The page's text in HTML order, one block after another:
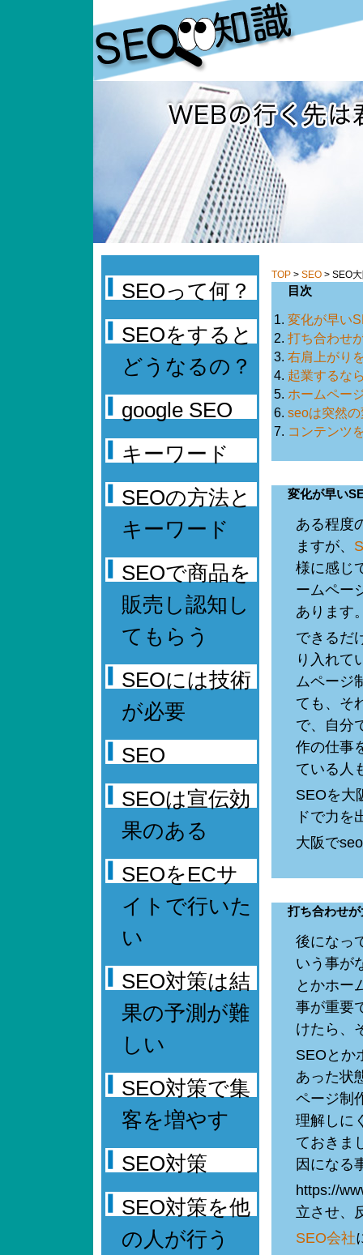
TOP > SEO > SEO
目次
変化が早い
打ち合わせ
右肩上がり
起業するな
ホームペー
seoは突然
コンテンツ
変化が早い
ある程度
ますが、
様に感じ
ームペー
あります
できるだ
り入れて
ムページ
ても、そ
で、自分
作の仕事
ている人
SEOを大
ドで力を
大阪で
打ち合わせ
後になっ
いう事が
とかホー
事が重要
けたら、
SEOとか
あった状
ページ制
理解しに
ておきま
因になる
https://
立させ、
SEO会社
SEOって何？
SEOをすると
どうなるの？
google SEO
キーワード
SEOの方法と
キーワード
SEOで商品を
販売し認知し
てもらう
SEOには技術
が必要
SEO
SEOは宣伝効
果のある
SEOをECサ
イトで行いた
い
SEO対策は結
果の予測が難
しい
SEO対策で集
客を増やす
SEO対策
SEO対策を他
の人が行う